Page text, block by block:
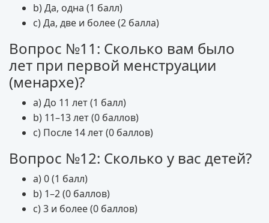
b) Да, одна (1 балл)
c) Да, две и более (2 балла)
Вопрос №11: Сколько вам было
лет при первой менструации
(менархе)?
a) До 11 лет (1 балл)
b) 11–13 лет (0 баллов)
c) После 14 лет (0 баллов)
Вопрос №12: Сколько у вас детей?
a) 0 (1 балл)
b) 1–2 (0 баллов)
c) 3 и более (0 баллов)